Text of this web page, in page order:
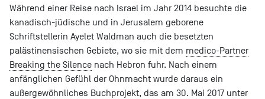
Während einer Reise nach Israel im Jahr 2014 besuchte die
kanadisch-jüdische und in Jerusalem geborene
Schriftstellerin Ayelet Waldman auch die besetzten
palästinensischen Gebiete, wo sie mit dem medico-Partner
Breaking the Silence nach Hebron fuhr. Nach einem
anfänglichen Gefühl der Ohnmacht wurde daraus ein
außergewöhnliches Buchprojekt, das am 30. Mai 2017 unter